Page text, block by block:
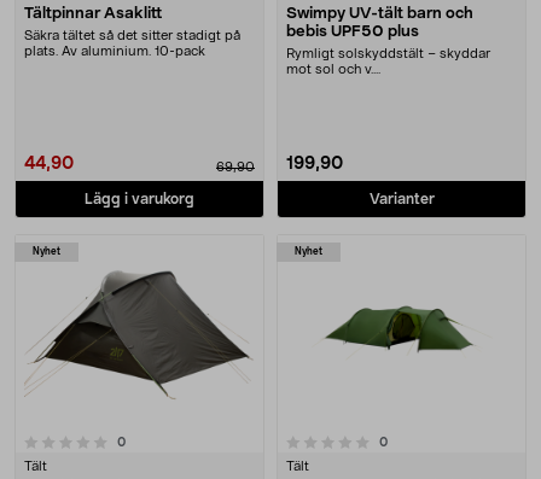
Tältpinnar Asaklitt
Säkra tältet så det sitter stadigt på
plats. Av aluminium. 10-pack
44,90 69,90
Lägg i varukorg
Swimpy UV-tält barn och
bebis UPF50 plus
Rymligt solskyddstält – skyddar
mot sol och v....
199,90
Varianter
Nyhet
0recensioner
Tält
Nyhet
0.0 av 5 stjärnor 0recensioner
Tält